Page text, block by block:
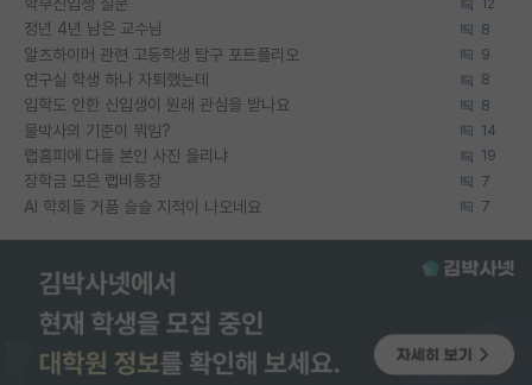
12
정년 4년 남은 교수님 8
알츠하이머 관련 고등학생 탐구 포트폴리오 9
연구실 학생 하나 자퇴했는데 8
입학도 안한 신입생이 원래 관심을 받나요 8
물박사의 기준이 뭐임? 14
랩홈피에 다들 본인 사진 올리냐 19
장학금 모은 랩비통장 7
AI 학회들 거품 슬슬 지적이 나오네요 7